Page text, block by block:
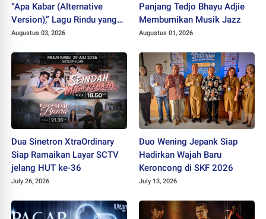
“Apa Kabar (Alternative
Version),” Lagu Rindu yang
Belum Usai
Augustus 03, 2026
Panjang Tedjo Bhayu Adjie
Membumikan Musik Jazz
Augustus 01, 2026
Dua Sinetron XtraOrdinary
Siap Ramaikan Layar SCTV
jelang HUT ke-36
July 26, 2026
Duo Wening Jepank Siap
Hadirkan Wajah Baru
Keroncong di SKF 2026
July 13, 2026